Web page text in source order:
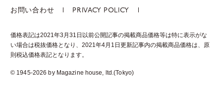
お問い合わせ PRIVACY POLICY
価格表記は2021年3月31日以前公開記事の掲載商品価格等は特に表示がな
い場合は税抜価格となり、2021年4月1日更新記事内の掲載商品価格は、 原
則税込価格表記となります。
© 1945-2026 by Magazine house, ltd.(Tokyo)